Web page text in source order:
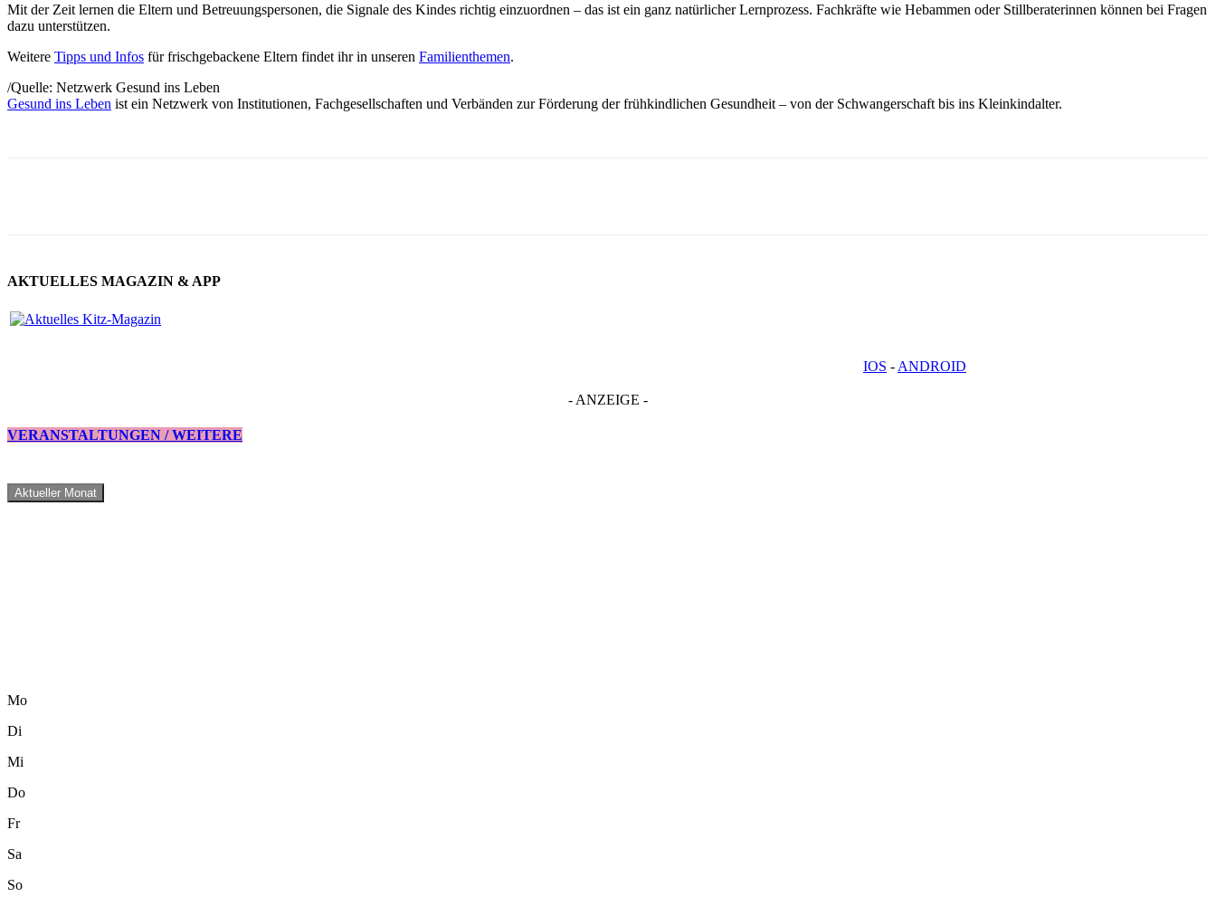
Mit der Zeit lernen die Eltern und Betreuungspersonen, die Signale des Kindes richtig einzuordnen – das ist ein ganz natürlicher Lernprozess. Fachkräfte wie Hebammen oder Stillberaterinnen können bei Fragen
dazu unterstützen.
Weitere Tipps und Infos für frischgebackene Eltern findet ihr in unseren Familienthemen.
/Quelle: Netzwerk Gesund ins Leben
Gesund ins Leben ist ein Netzwerk von Institutionen, Fachgesellschaften und Verbänden zur Förderung der frühkindlichen Gesundheit – von der Schwangerschaft bis ins Kleinkindalter.
AKTUELLES MAGAZIN & APP
IOS - ANDROID
- ANZEIGE -
VERANSTALTUNGEN / WEITERE
Aktueller Monat
Mo
Di
Mi
Do
Fr
Sa
So